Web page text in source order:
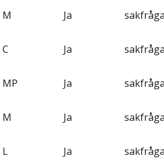
M Ja
C Ja
MP Ja
M Ja
L Ja